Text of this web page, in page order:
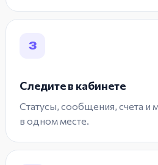
3
Следите в кабинете
Статусы, сообщения, счета и
в одном месте.